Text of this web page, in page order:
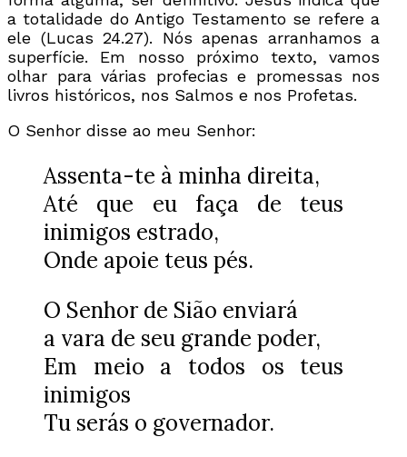
a totalidade do Antigo Testamento se refere a
ele (Lucas 24.27). Nós apenas arranhamos a
superfície. Em nosso próximo texto, vamos
olhar para várias profecias e promessas nos
livros históricos, nos Salmos e nos Profetas.
O Senhor disse ao meu Senhor:
Assenta-te à minha direita,
Até que eu faça de teus
inimigos estrado,
Onde apoie teus pés.
O Senhor de Sião enviará
a vara de seu grande poder,
Em meio a todos os teus
inimigos
Tu serás o governador.